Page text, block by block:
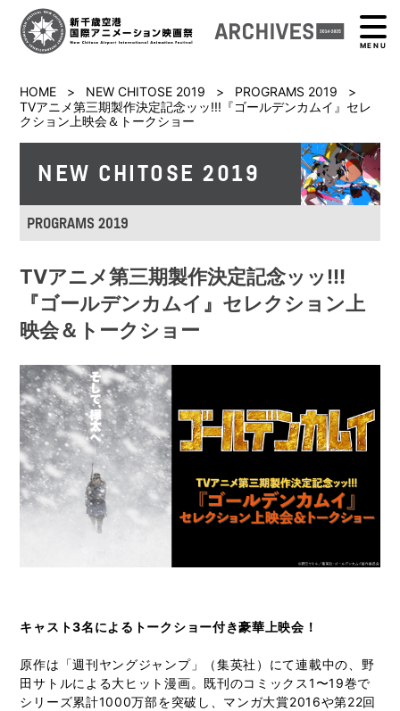
MENU
HOME > NEW CHITOSE 2019 > PROGRAMS 2019
>
TVアニメ第三期製作決定記念ッッ!!!『ゴールデンカムイ』セレ
クション上映会＆トークショー
NEW CHITOSE 2019
PROGRAMS 2019
TVアニメ第三期製作決定記念ッッ!!!
『ゴールデンカムイ』セレクション上
映会＆トークショー
キャスト3名によるトークショー付き豪華上映会！
原作は「週刊ヤングジャンプ」（集英社）にて連載中の、野
田サトルによる大ヒット漫画。既刊のコミックス1〜19巻で
シリーズ累計1000万部を突破し、マンガ大賞2016や第22回